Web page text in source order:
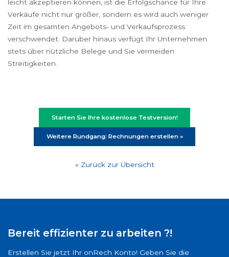
leicht akzeptieren können, ist die Erfolgschance für Ihre
Verkäufe nicht nur größer, sondern es wird auch weniger
Zeit im gesamten Angebots- und Verkaufsprozess
verschwendet. Darüber hinaus verfügt Ihr Unternehmen
stets über nützliche Belege und Sie vermeiden
Streitigkeiten.
Starten Sie Ihre kostenlose Testversion!
Weitere Rundgang: Rechnungen erstellen »
« Zurück zur Übersicht
Bereit effizienter zu arbeiten ?!
Erstellen Sie jetzt Ihr onRech Konto! Geben Sie die